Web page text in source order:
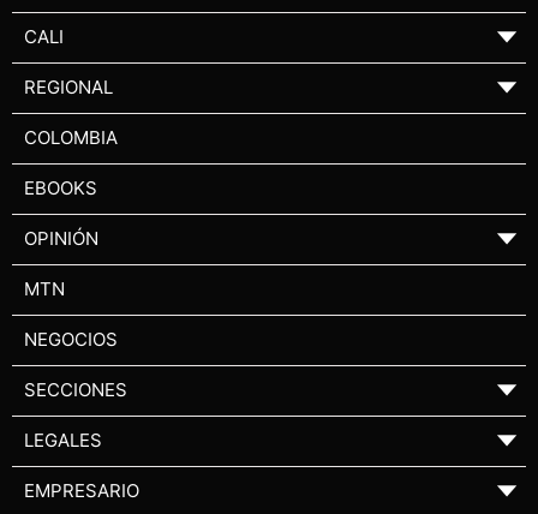
CALI ▼
REGIONAL ▼
COLOMBIA
EBOOKS
OPINIÓN ▼
MTN
NEGOCIOS
SECCIONES ▼
LEGALES ▼
EMPRESARIO ▼